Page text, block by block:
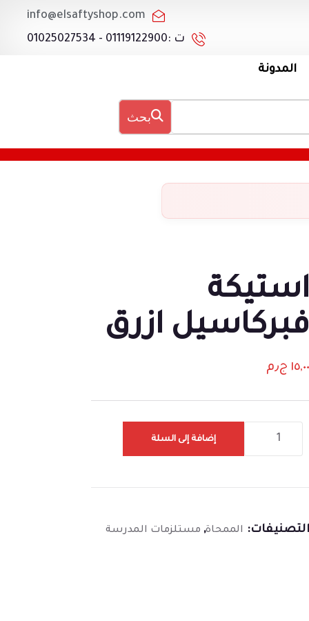
info@elsaftyshop.com
ت :01119122900 - 01025027534
المدونة
بحث
استيكة
فبركاسيل ازرق
١٥,٠٠ ج٫م
إضافة إلى السلة
التصنيفات: الممحاة, مستلزمات المدرسة